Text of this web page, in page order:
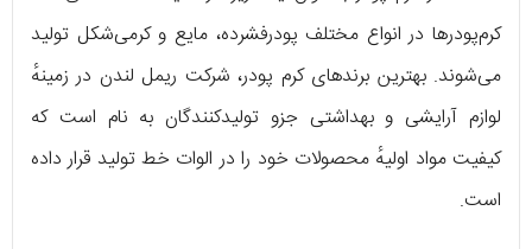
کرم‌پودرها در انواع مختلف پودرفشرده، مایع و کرمی‌شکل تولید
می‌شوند. بهترین برندهای کرم پودر، شرکت ریمل لندن در زمینهٔ
لوازم آرایشی و بهداشتی جزو تولیدکنندگان به نام است که
کیفیت مواد اولیهٔ محصولات خود را در الوات خط تولید قرار داده
است.